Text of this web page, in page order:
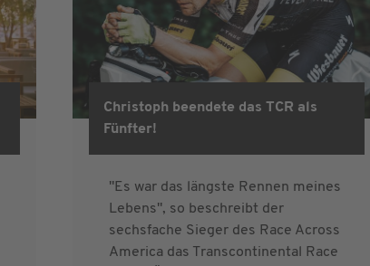
Christoph beendete das TCR als
Fünfter!
"Es war das längste Rennen meines
Lebens", so beschreibt der
sechsfache Sieger des Race Across
America das Transcontinental Race